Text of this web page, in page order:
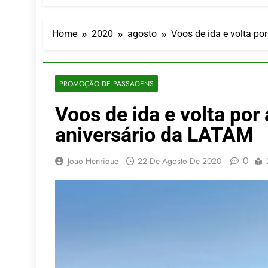
LATAM
Azul
Turismo na
Por Dentro
4 De Agosto De
Home 2020 agosto Voos de ida e volta
PROMOÇÃO DE PASSAGENS
Voos de ida e volta por
aniversário da LATAM
Joao Henrique 22 De Agosto De 2020 0